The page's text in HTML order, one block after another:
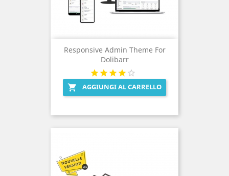
Responsive Admin Theme For
Dolibarr
 AGGIUNGI AL CARRELLO